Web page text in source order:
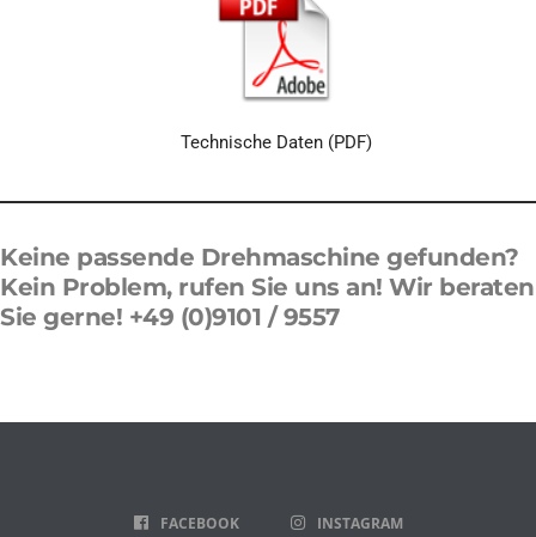
Technische Daten (PDF)
Keine passende Drehmaschine gefunden?
Kein Problem, rufen Sie uns an! Wir beraten
Sie gerne! +49 (0)9101 / 9557
FACEBOOK INSTAGRAM